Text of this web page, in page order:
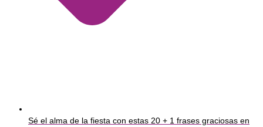
Sé el alma de la fiesta con estas 20 + 1 frases graciosas en